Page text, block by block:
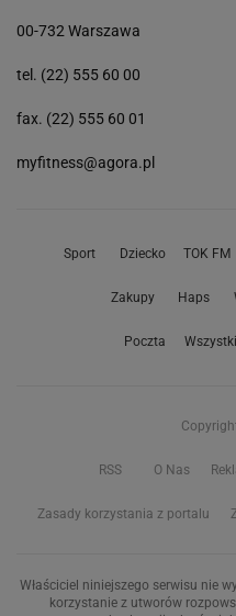
00-732 Warszawa
tel. (22) 555 60 00
fax. (22) 555 60 01
myfitness@agora.pl
Sport Dziecko TOK FM
Zakupy Haps
Poczta
RSS O Nas
Zasady korzystania z portalu
Właściciel niniejszego serwisu nie
korzystanie z utworów